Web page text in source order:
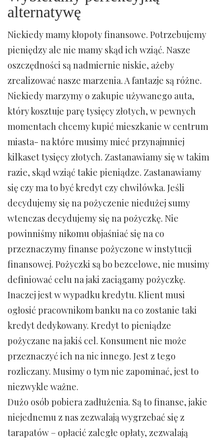
alternatywę
Niekiedy mamy kłopoty finansowe. Potrzebujemy
pieniędzy ale nie mamy skąd ich wziąć. Nasze
oszczędności są nadmiernie niskie, ażeby
zrealizować nasze marzenia. A fantazje są różne.
Niekiedy marzymy o zakupie używanego auta,
który kosztuje parę tysięcy złotych, w pewnych
momentach chcemy kupić mieszkanie w centrum
miasta- na które musimy mieć przynajmniej
kilkaset tysięcy złotych. Zastanawiamy się w takim
razie, skąd wziąć takie pieniądze. Zastanawiamy
się czy ma to być kredyt czy chwilówka. Jeśli
decydujemy się na pożyczenie niedużej sumy
wtenczas decydujemy się na pożyczkę. Nie
powinniśmy nikomu objaśniać się na co
przeznaczymy finanse pożyczone w instytucji
finansowej. Pożyczki są bo bezcelowe, nie musimy
definiować celu na jaki zaciągamy pożyczkę.
Inaczej jest w wypadku kredytu. Klient musi
ogłosić pracownikom banku na co zostanie taki
kredyt dedykowany. Kredyt to pieniądze
pożyczane na jakiś cel. Konsument nie może
przeznaczyć ich na nic innego. Jest z tego
rozliczany. Musimy o tym nie zapominać, jest to
niezwykle ważne.
Dużo osób pobiera zadłużenia. Są to finanse, jakie
niejednemu z nas zezwalają wygrzebać się z
tarapatów – opłacić zaległe opłaty, zezwalają